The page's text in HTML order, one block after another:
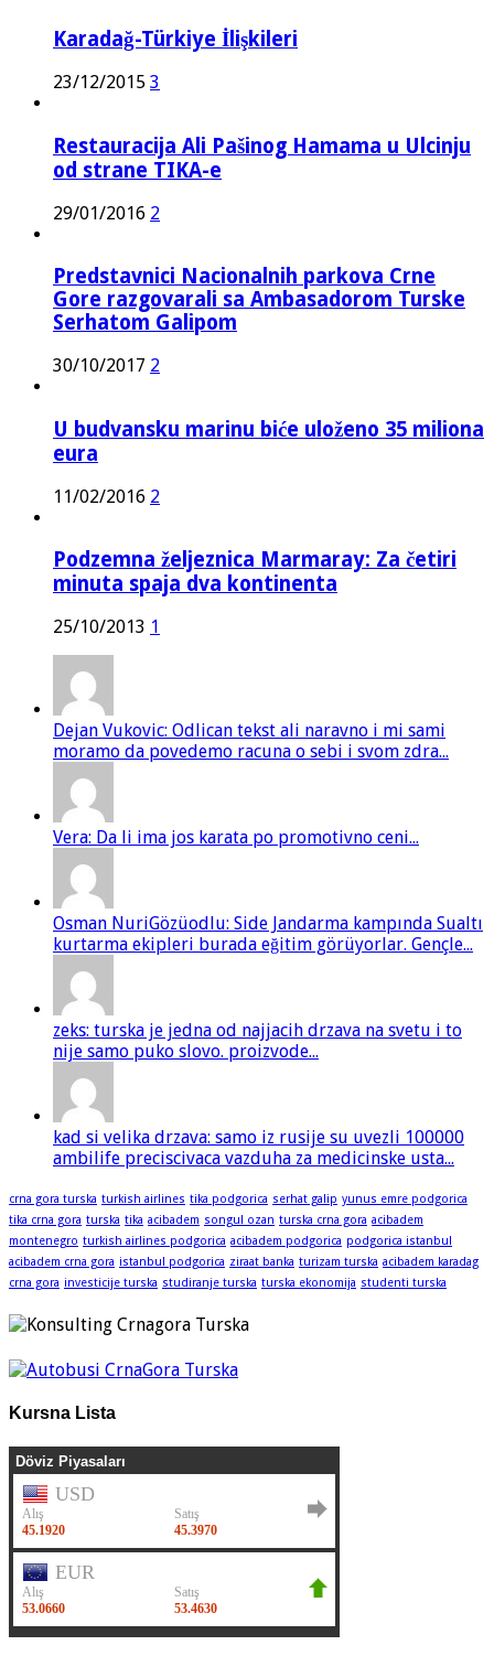
Karadağ-Türkiye İlişkileri
23/12/2015 3
Restauracija Ali Pašinog Hamama u Ulcinju
od strane TIKA-e
29/01/2016 2
Predstavnici Nacionalnih parkova Crne
Gore razgovarali sa Ambasadorom Turske
Serhatom Galipom
30/10/2017 2
U budvansku marinu biće uloženo 35 miliona
eura
11/02/2016 2
Podzemna željeznica Marmaray: Za četiri
minuta spaja dva kontinenta
25/10/2013 1
Dejan Vukovic: Odlican tekst ali naravno i mi sami
moramo da povedemo racuna o sebi i svom zdra...
Vera: Da li ima jos karata po promotivno ceni...
Osman NuriGözüodlu: Side Jandarma kampında Sualtı
kurtarma ekipleri burada eğitim görüyorlar. Gençle...
zeks: turska je jedna od najjacih drzava na svetu i to
nije samo puko slovo. proizvode...
kad si velika drzava: samo iz rusije su uvezli 100000
ambilife preciscivaca vazduha za medicinske usta...
crna gora turska turkish airlines tika podgorica serhat galip yunus emre podgorica
tika crna gora turska tika acibadem songul ozan turska crna gora acibadem
montenegro turkish airlines podgorica acibadem podgorica podgorica istanbul
acibadem crna gora istanbul podgorica ziraat banka turizam turska acibadem karadag
crna gora investicije turska studiranje turska turska ekonomija studenti turska
Kursna Lista